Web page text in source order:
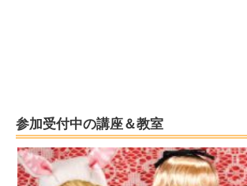
参加受付中の講座＆教室